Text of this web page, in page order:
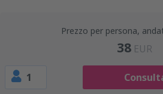
Prezzo per persona,
38 EUR
1